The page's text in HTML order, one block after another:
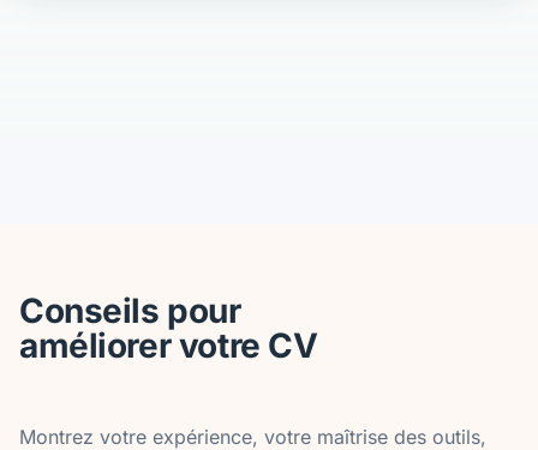
Conseils pour
améliorer votre CV
Montrez votre expérience, votre maîtrise des outils,